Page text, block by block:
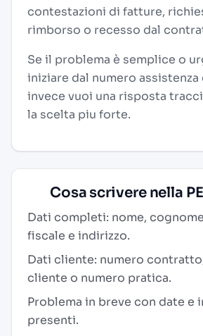
contestazioni di fatture,
rimborso o recesso dal
Se il problema è semplice o
iniziare dal numero assistenza
invece vuoi una risposta
la scelta piu forte.
Cosa scrivere nella
Dati completi: nome,
fiscale e indirizzo.
Dati cliente: numero
cliente o numero pratica.
Problema in breve con date e
presenti.